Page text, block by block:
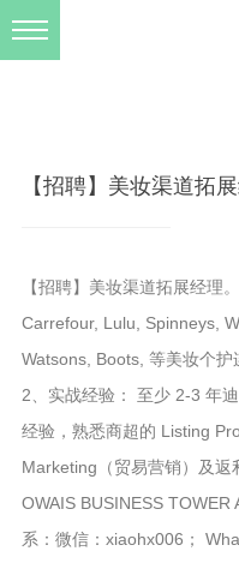
【招聘】美妆渠道拓
【招聘】美妆渠道拓展经理
Carrefour, Lulu, Spinneys,
Watsons, Boots, 等美妆个护
2、实战经验： 至少 2-3 年
经验，熟悉商超的 Listing
Marketing（贸易营销）及返
OWAIS BUSINESS TOWER
系：微信：xiaohx006；